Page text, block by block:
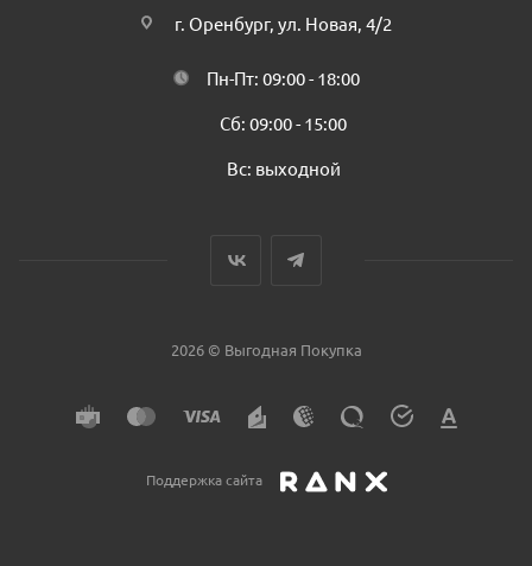
г. Оренбург, ул. Новая, 4/2
Пн-Пт: 09:00 - 18:00
Сб: 09:00 - 15:00
Вс: выходной
2026 © Выгодная Покупка
Поддержка сайта